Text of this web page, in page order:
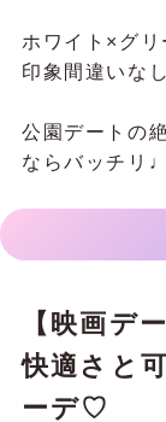
ホワイト×グ
印象間違いなし
公園デートの
ならバッチリ♩
【映画デ
快適さと
ーデ♡